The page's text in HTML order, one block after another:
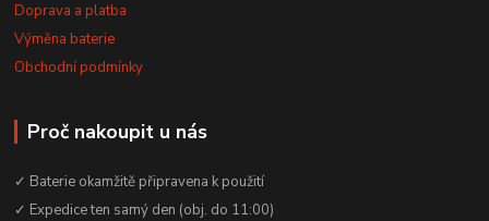
Doprava a platba
Výměna baterie
Obchodní podmínky
Proč nakoupit u nás
✓ Baterie okamžitě připravena k použití
✓ Expedice ten samý den (obj. do 11:00)